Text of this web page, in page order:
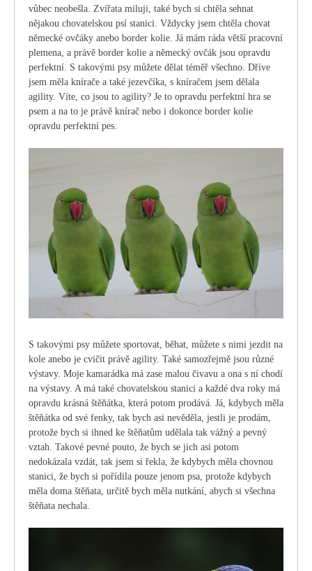
vůbec neobešla. Zvířata miluji, také bych si chtěla sehnat
nějakou chovatelskou psí stanici. Vždycky jsem chtěla chovat
německé ovčáky anebo border kolie. Já mám ráda větší pracovní
plemena, a právě border kolie a německý ovčák jsou opravdu
perfektní. S takovými psy můžete dělat téměř všechno. Dříve
jsem měla knírače a také jezevčíka, s kníračem jsem dělala
agility. Víte, co jsou to agility? Je to opravdu perfektní hra se
psem a na to je právě knírač nebo i dokonce border kolie
opravdu perfektní pes.
S takovými psy můžete sportovat, běhat, můžete s nimi jezdit na
kole anebo je cvičit právě agility. Také samozřejmě jsou různé
výstavy. Moje kamarádka má zase malou čivavu a ona s ní chodí
na výstavy. A má také chovatelskou stanici a každé dva roky má
opravdu krásná štěňátka, která potom prodává. Já, kdybych měla
štěňátka od své fenky, tak bych asi nevěděla, jestli je prodám,
protože bych si ihned ke štěňatům udělala tak vážný a pevný
vztah. Takové pevné pouto, že bych se jich asi potom
nedokázala vzdát, tak jsem si řekla, že kdybych měla chovnou
stanici, že bych si pořídila pouze jenom psa, protože kdybych
měla doma štěňata, určitě bych měla nutkání, abych si všechna
štěňata nechala.